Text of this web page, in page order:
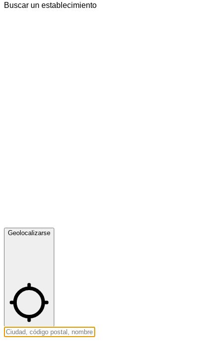
Buscar un establecimiento
Geolocalizarse